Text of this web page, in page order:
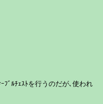
ﾞﾙﾁｪｽﾄを行うのだが､使われ